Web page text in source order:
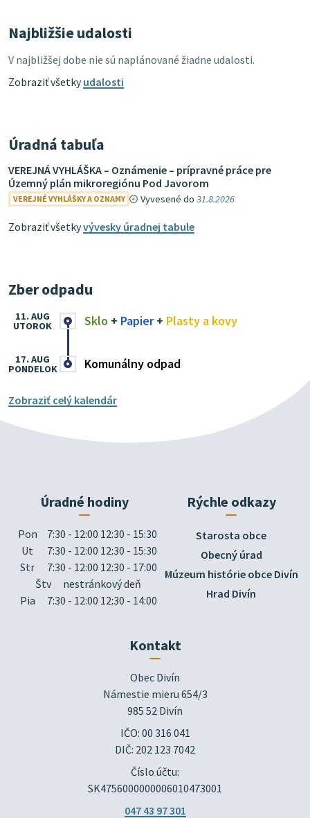
Najbližšie udalosti
V najbližšej dobe nie sú naplánované žiadne udalosti.
Zobraziť všetkyudalosti
Úradná tabuľa
VEREJNÁ VYHLÁŠKA – Oznámenie – prípravné práce pre
Územný plán mikroregiónu Pod Javorom
VEREJNÉ VYHLÁŠKY A OZNAMY Vyvesené do31.8.2026
Zobraziť všetkyvývesky úradnej tabule
Zber odpadu
Sklo + Papier+ Plasty a kovy
11. AUG
UTOROK
Komunálny odpad
17. AUG
PONDELOK
Zobraziť celý kalendár
Úradné hodiny
Pon
7:30 - 12:00 12:30 - 15:30
Ut
7:30 - 12:00 12:30 - 15:30
Str
7:30 - 12:00 12:30 - 17:00
Štv
nestránkový deň
Pia
7:30 - 12:00 12:30 - 14:00
Rýchle odkazy
Starosta obce
Obecný úrad
Múzeum histórie obce Divín
Hrad Divín
Kontakt
Obec Divín
Námestie mieru 654/3
985 52 Divín
IČO: 00 316 041
DIČ: 202 123 7042
Číslo účtu:
SK4756000000006010473001
047 43 97 301